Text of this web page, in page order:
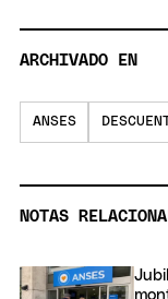
ARCHIVADO EN
ANSES
NOTAS